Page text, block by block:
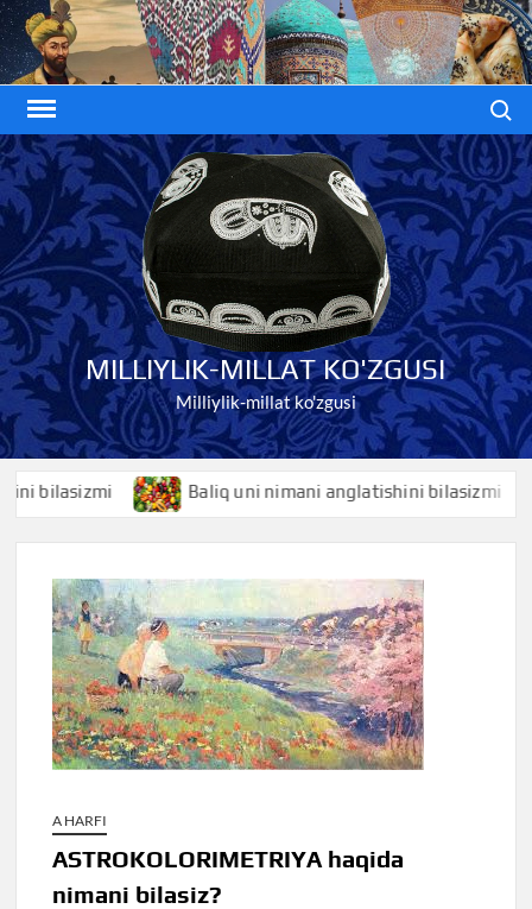
Skip
to
content
MILLIYLIK-MILLAT KO'ZGUSI
Milliylik-millat ko'zgusi
Baliq uni nimani anglatishini bilasizmi
A HARFI
ASTROKOLORIMETRIYA haqida
nimani bilasiz?